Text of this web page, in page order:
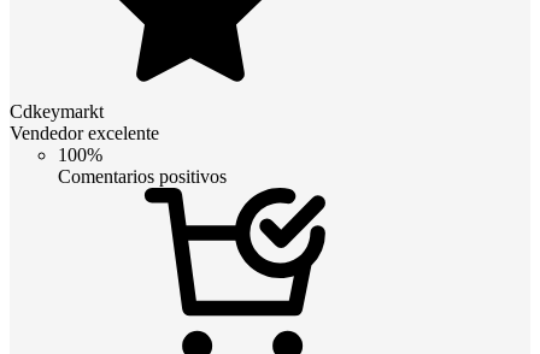
Cdkeymarkt
Vendedor excelente
100%
Comentarios positivos